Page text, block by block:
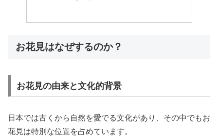
お花見はなぜするのか？
お花見の由来と文化的背景
日本では古くから自然を愛でる文化があり、その中でもお
花見は特別な位置を占めています。